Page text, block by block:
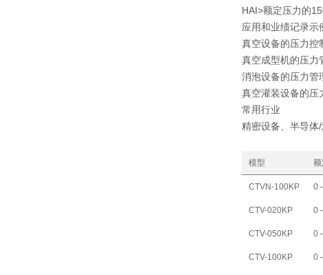
HAI>额定压力的
应用和业绩记录示
真空设备的压力控
真空成型机的压力
消泡设备的压力管
真空灌装设备的压
常用行业
精密设备、半导体
模型
CTVN-100KP 0
CTV-020KP 0
CTV-050KP 0
CTV-100KP 0